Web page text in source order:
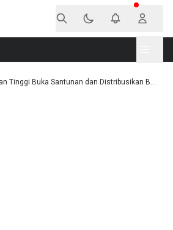
Tinggi Buka Santunan dan Distribusikan B...